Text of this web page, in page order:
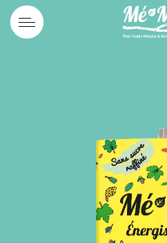
connexion
Mot de passe oublié ?
Valider